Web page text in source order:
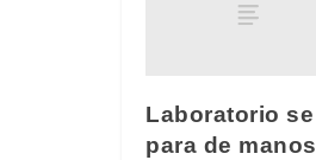
Laboratorio se
para de manos